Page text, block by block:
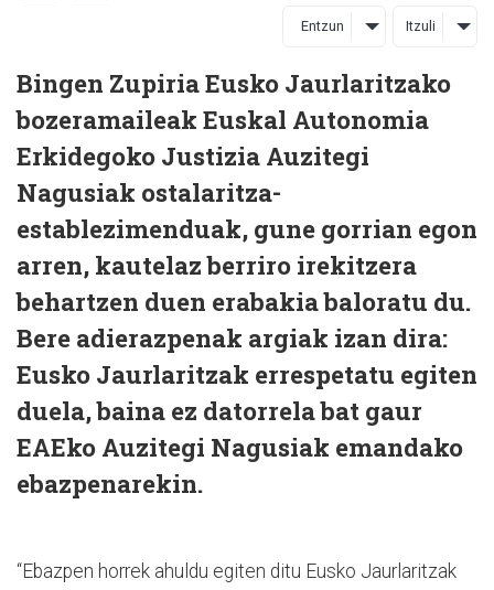
Entzun Itzuli
Bingen Zupiria Eusko Jaurlaritzako
bozeramaileak Euskal Autonomia
Erkidegoko Justizia Auzitegi
Nagusiak ostalaritza-
establezimenduak, gune gorrian egon
arren, kautelaz berriro irekitzera
behartzen duen erabakia baloratu du.
Bere adierazpenak argiak izan dira:
Eusko Jaurlaritzak errespetatu egiten
duela, baina ez datorrela bat gaur
EAEko Auzitegi Nagusiak emandako
ebazpenarekin.
“Ebazpen horrek ahuldu egiten ditu Eusko Jaurlaritzak